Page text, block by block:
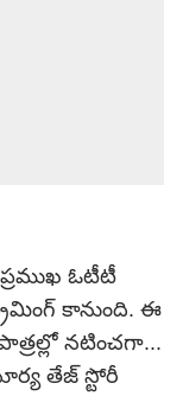
ఓటీటీ
కానుంది. ఈ
నటించగా...
తేజ్ స్టోరీ